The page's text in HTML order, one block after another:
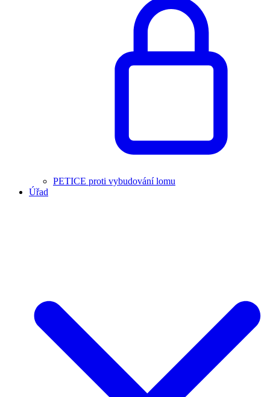
PETICE proti vybudování lomu
Úřad